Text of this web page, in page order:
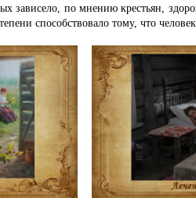
по мнению крестьян,
способствовало тому, что